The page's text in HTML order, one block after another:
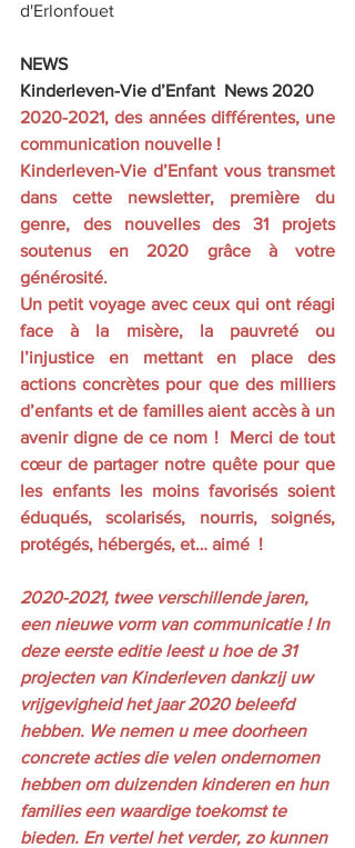
d'Erlonfouet
NEWS
Kinderleven-Vie d’Enfant  News 2020
2020-2021, des années différentes, une
communication nouvelle !
Kinderleven-Vie d’Enfant vous transmet
dans cette newsletter, première du
genre, des nouvelles des 31 projets
soutenus en 2020 grâce à votre
générosité.
Un petit voyage avec ceux qui ont réagi
face à la misère, la pauvreté ou
l’injustice en mettant en place des
actions concrètes pour que des milliers
d’enfants et de familles aient accès à un
avenir digne de ce nom !  Merci de tout
cœur de partager notre quête pour que
les enfants les moins favorisés soient
éduqués, scolarisés, nourris, soignés,
protégés, hébergés, et… aimé  !
2020-2021, twee verschillende jaren,
een nieuwe vorm van communicatie ! In
deze eerste editie leest u hoe de 31
projecten van Kinderleven dankzij uw
vrijgevigheid het jaar 2020 beleefd
hebben. We nemen u mee doorheen
concrete acties die velen ondernomen
hebben om duizenden kinderen en hun
families een waardige toekomst te
bieden. En vertel het verder, zo kunnen